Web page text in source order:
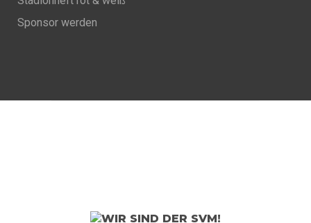
Sponsor werden